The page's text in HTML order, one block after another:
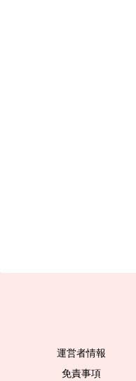
運営者情報
免責事項